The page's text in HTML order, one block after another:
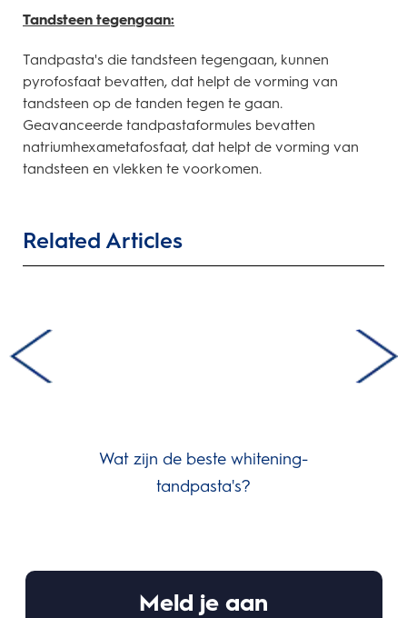
Tandsteen tegengaan:
Tandpasta's die tandsteen tegengaan, kunnen
pyrofosfaat bevatten, dat helpt de vorming van
tandsteen op de tanden tegen te gaan.
Geavanceerde tandpastaformules bevatten
natriumhexametafosfaat, dat helpt de vorming van
tandsteen en vlekken te voorkomen.
Related Articles
Wat zijn de beste whitening-
tandpasta's?
Meld je aan